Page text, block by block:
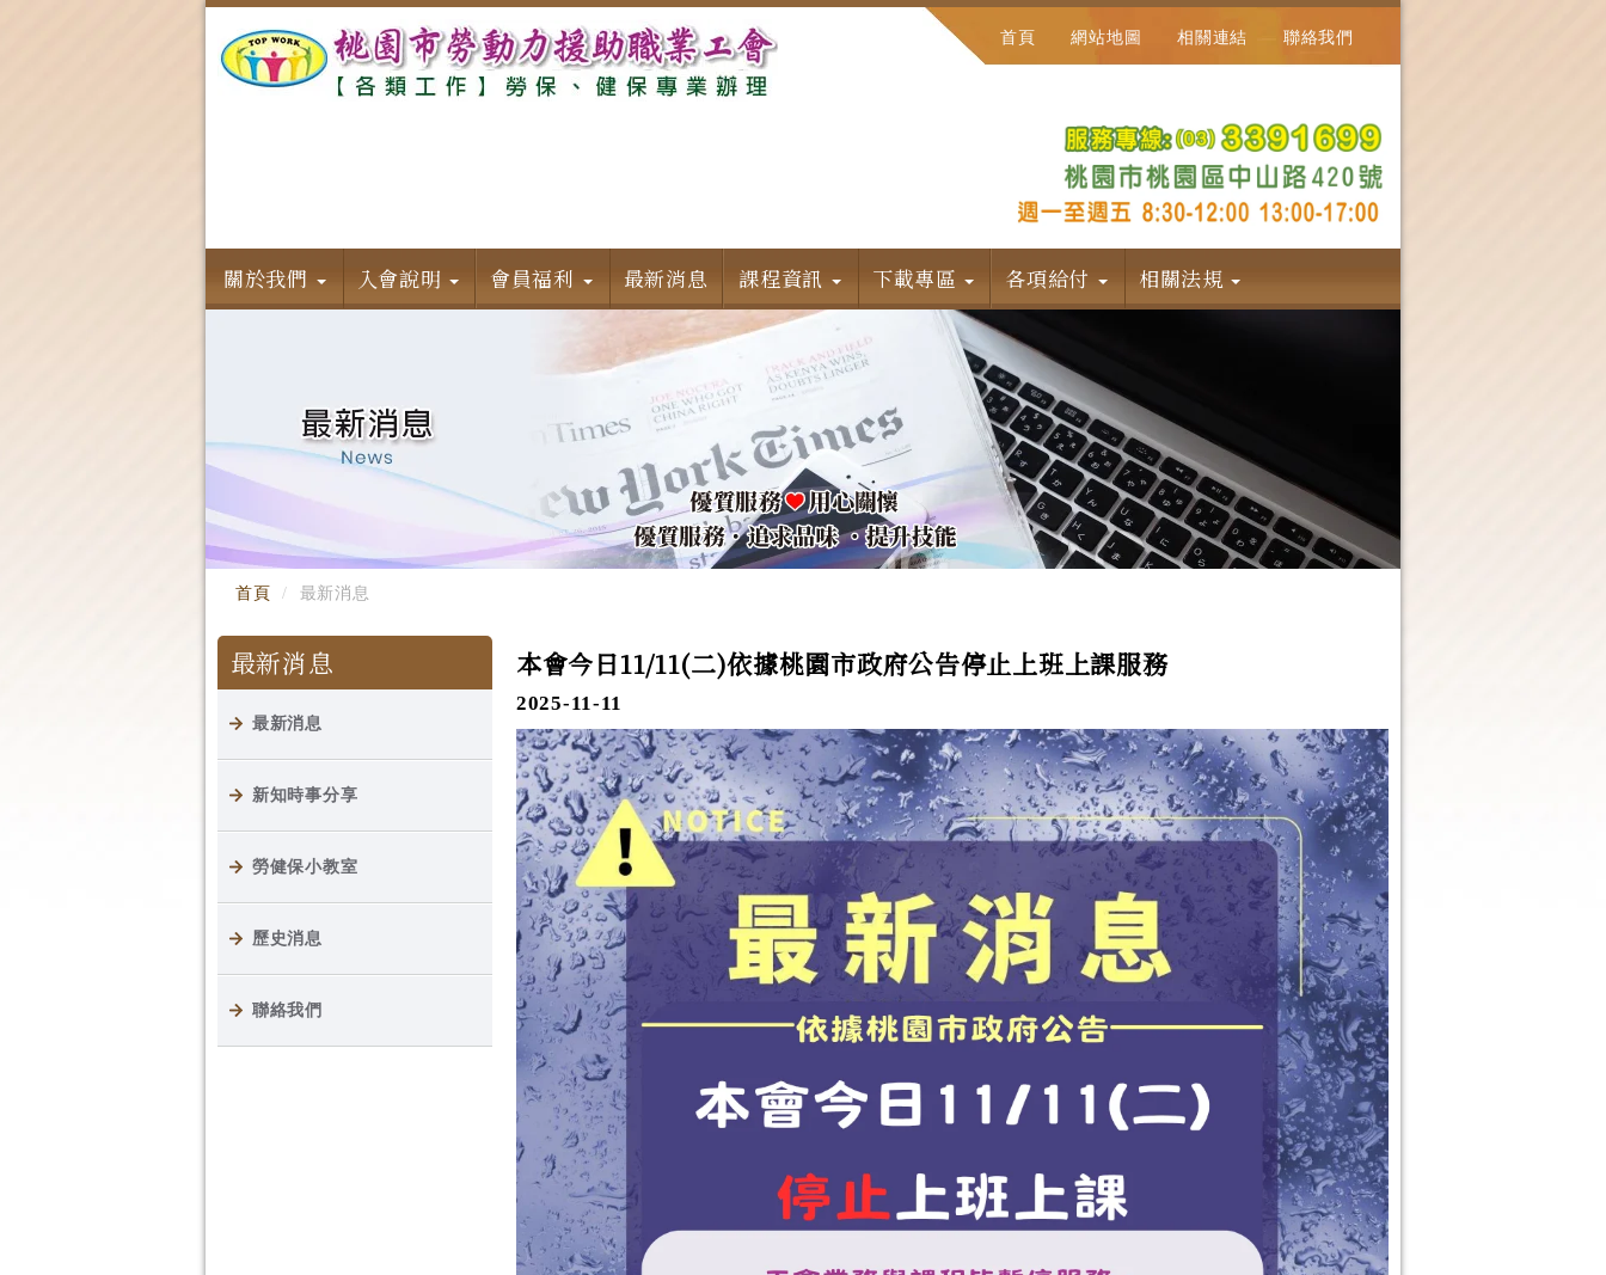
首頁 網站地圖 相關連結 聯絡我們
關於我們 入會說明 會員福利 最新消息 課程資訊 下載專區 各項給付 相關法規
首頁 最新消息
最新消息
最新消息
新知時事分享
勞健保小教室
歷史消息
聯絡我們
本會今日11/11(二)依據桃園市政府公告停止上班上課服務
2025-11-11